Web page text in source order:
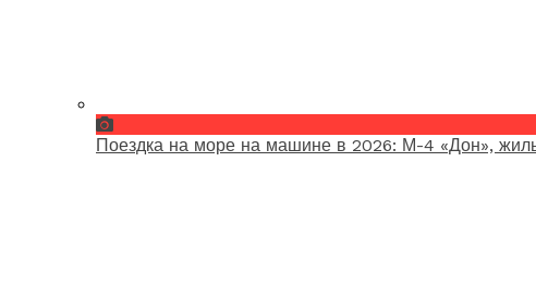
Поездка на море на машине в 2026: М-4 «Дон»,